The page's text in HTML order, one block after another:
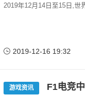
2019年12月14日至15日,世
2019-12-16 19:32
游戏资讯
F1电竞